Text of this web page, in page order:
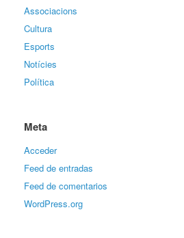
Associacions
Cultura
Esports
Notícies
Política
Meta
Acceder
Feed de entradas
Feed de comentarios
WordPress.org